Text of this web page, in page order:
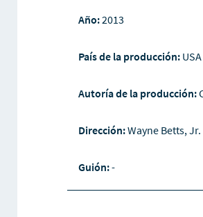
Año:2013
País de la producción: USA
Autoría de la producción:
Dirección:Wayne Betts, Jr.
Guión:-